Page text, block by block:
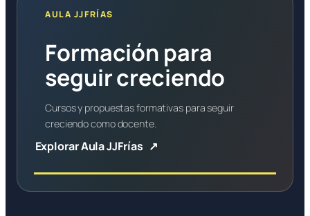
AULA JJFRÍAS
Formación para
seguir creciendo
Cursos y propuestas formativas para seguir
creciendo como docente.
Explorar Aula JJFrías